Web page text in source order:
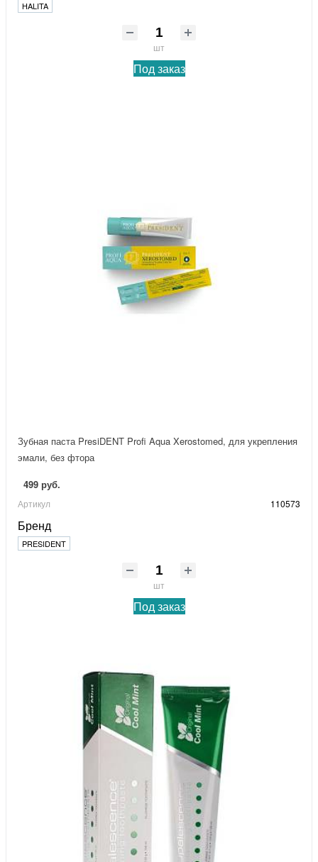
HALITA
шт
Под заказ
Зубная паста PresiDENT Profi Aqua Xerostomed, для укрепления
эмали, без фтора
499 руб.
Артикул 110573
Бренд
PRESIDENT
шт
Под заказ